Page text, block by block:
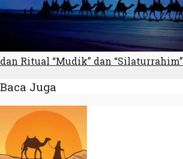
dan Ritual “Mudik” dan “Silaturrahim”
Baca Juga